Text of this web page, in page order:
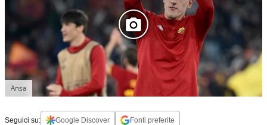
Ansa
Seguici su: Google Discover Fonti preferite